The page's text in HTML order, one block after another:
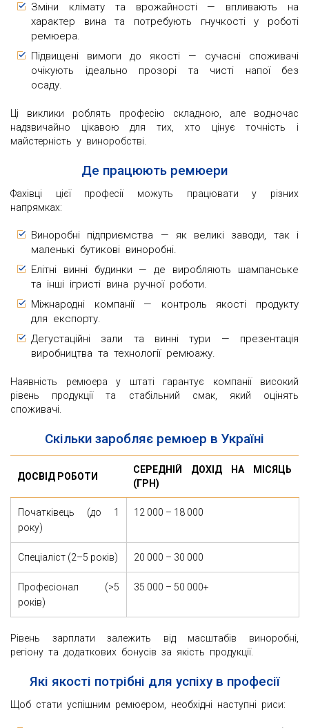
Зміни клімату та врожайності — впливають на
характер вина та потребують гнучкості у роботі
ремюера.
Підвищені вимоги до якості — сучасні споживачі
очікують ідеально прозорі та чисті напої без
осаду.
Ці виклики роблять професію складною, але водночас
надзвичайно цікавою для тих, хто цінує точність і
майстерність у виноробстві.
Де працюють ремюери
Фахівці цієї професії можуть працювати у різних
напрямках:
Виноробні підприємства — як великі заводи, так і
маленькі бутикові виноробні.
Елітні винні будинки — де виробляють шампанське
та інші ігристі вина ручної роботи.
Міжнародні компанії — контроль якості продукту
для експорту.
Дегустаційні зали та винні тури — презентація
виробництва та технології ремюажу.
Наявність ремюера у штаті гарантує компанії високий
рівень продукції та стабільний смак, який оцінять
споживачі.
Скільки заробляє ремюер в Україні
ДОСВІД РОБОТИ
СЕРЕДНІЙ ДОХІД НА МІСЯЦЬ
(ГРН)
Початківець (до 1
року)
12 000 – 18 000
Спеціаліст (2–5 років) 20 000 – 30 000
Професіонал (>5
років)
35 000 – 50 000+
Рівень зарплати залежить від масштабів виноробні,
регіону та додаткових бонусів за якість продукції.
Які якості потрібні для успіху в професії
Щоб стати успішним ремюером, необхідні наступні риси: